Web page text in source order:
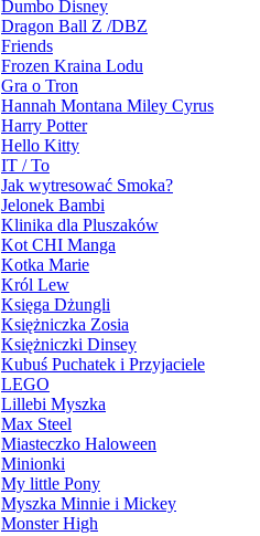
Dumbo Disney
Dragon Ball Z /DBZ
Friends
Frozen Kraina Lodu
Gra o Tron
Hannah Montana Miley Cyrus
Harry Potter
Hello Kitty
IT / To
Jak wytresować Smoka?
Jelonek Bambi
Klinika dla Pluszaków
Kot CHI Manga
Kotka Marie
Król Lew
Księga Dżungli
Księżniczka Zosia
Księżniczki Dinsey
Kubuś Puchatek i Przyjaciele
LEGO
Lillebi Myszka
Max Steel
Miasteczko Haloween
Minionki
My little Pony
Myszka Minnie i Mickey
Monster High